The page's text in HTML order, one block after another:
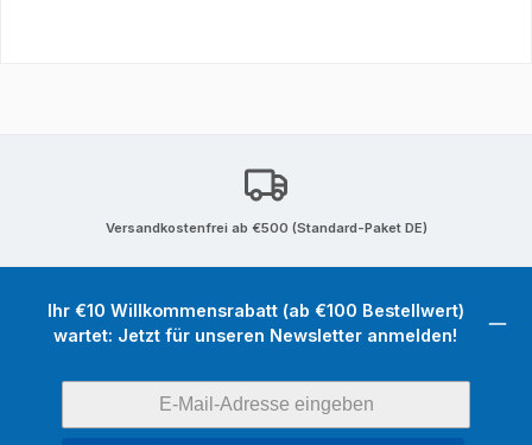
Versandkostenfrei ab €500 (Standard-Paket DE)
Ihr €10 Willkommensrabatt (ab €100 Bestellwert)
wartet: Jetzt für unseren Newsletter anmelden!